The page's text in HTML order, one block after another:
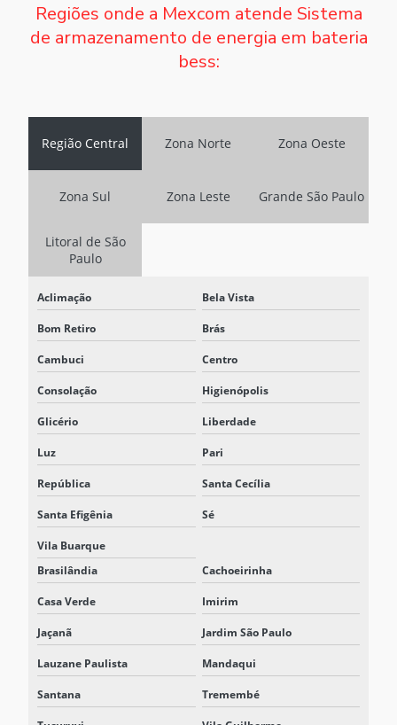
CARREGADOR VEICULAR ELÉTRICO
CARREGADORES INDUSTRIAIS
FABRICANTE DE SISTEMA BESS
FORNECEDOR DE BATERIA ESTACIONARIA
FORNECEDOR DE SISTEMA BESS
INVERSOR 125VCC
NOBREAK INDUSTRIAL PREÇO
NOBREAK INDUSTRIAL TRIFÁSICO
NOBREAK PARA MAQUINAS INDUSTRIAIS
NOBREAK MODULAR
NOBREAK MODULAR TRIFÁSICO
NOBREAK PREÇO
NOBREAK PROFISSIONAL
Regiões onde a Mexcom atende Sistema
de armazenamento de energia em bateria
bess:
Região Central Zona Norte Zona Oeste
Zona Sul Zona Leste Grande São Paulo
Litoral de São
Paulo
Aclimação Bela Vista
Bom Retiro Brás
Cambuci Centro
Consolação Higienópolis
Glicério Liberdade
Luz Pari
República Santa Cecília
Santa Efigênia Sé
Vila Buarque
Brasilândia
Cachoeirinha
Casa Verde Imirim
Jaçanã Jardim São Paulo
Lauzane Paulista Mandaqui
Santana Tremembé